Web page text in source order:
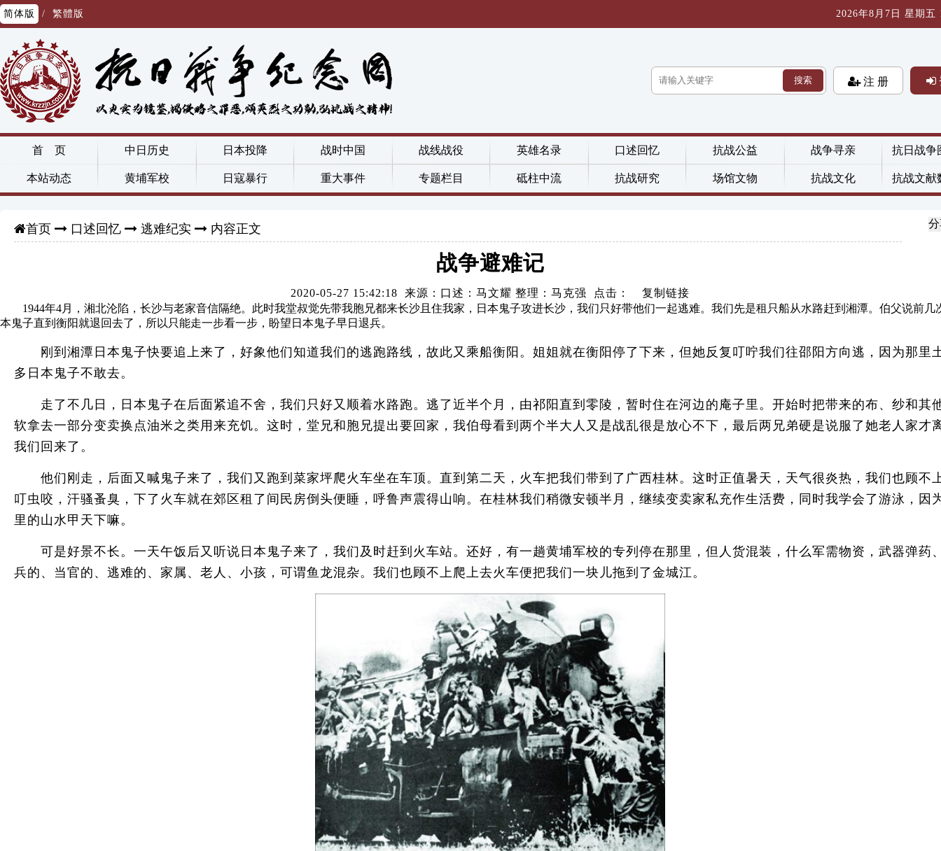
简体版 / 繁體版 2026年8月7日 星期五
搜索 注 册
首 页 中日历史 日本投降 战时中国 战线战役 英雄名录 口述回忆 抗战公益 战争寻亲 抗日战争
本站动态 黄埔军校 日寇暴行 重大事件 专题栏目 砥柱中流 抗战研究 场馆文物 抗战文化 抗战文献
首页 口述回忆 逃难纪实 内容正文
战争避难记
2020-05-27 15:42:18 来源：口述：马文耀 整理：马克强 点击：
复制链接
1944年4月，湘北沦陷，长沙与老家音信隔绝。此时我堂叔觉先带我胞兄都来长沙且住我家，日本鬼子攻进长沙，我们只好带他们一起逃难。我们先是租只船从水路赶到湘潭。伯父说前几
本鬼子直到衡阳就退回去了，所以只能走一步看一步，盼望日本鬼子早日退兵。
刚到湘潭日本鬼子快要追上来了，好象他们知道我们的逃跑路线，故此又乘船衡阳。姐姐就在衡阳停了下来，但她反复叮咛我们往邵阳方向逃，因为那里
多日本鬼子不敢去。
走了不几日，日本鬼子在后面紧追不舍，我们只好又顺着水路跑。逃了近半个月，由祁阳直到零陵，暂时住在河边的庵子里。开始时把带来的布、纱和其
软拿去一部分变卖换点油米之类用来充饥。这时，堂兄和胞兄提出要回家，我伯母看到两个半大人又是战乱很是放心不下，最后两兄弟硬是说服了她老人家才
我们回来了。
他们刚走，后面又喊鬼子来了，我们又跑到菜家坪爬火车坐在车顶。直到第二天，火车把我们带到了广西桂林。这时正值暑天，天气很炎热，我们也顾不
叮虫咬，汗骚蚤臭，下了火车就在郊区租了间民房倒头便睡，呼鲁声震得山响。在桂林我们稍微安顿半月，继续变卖家私充作生活费，同时我学会了游泳，因
里的山水甲天下嘛。
可是好景不长。一天午饭后又听说日本鬼子来了，我们及时赶到火车站。还好，有一趟黄埔军校的专列停在那里，但人货混装，什么军需物资，武器弹药
兵的、当官的、逃难的、家属、老人、小孩，可谓鱼龙混杂。我们也顾不上爬上去火车便把我们一块儿拖到了金城江。